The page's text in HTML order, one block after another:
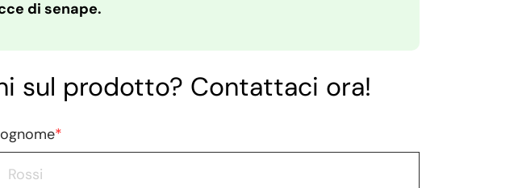
di senape.
sul prodotto? Contattaci ora!
*